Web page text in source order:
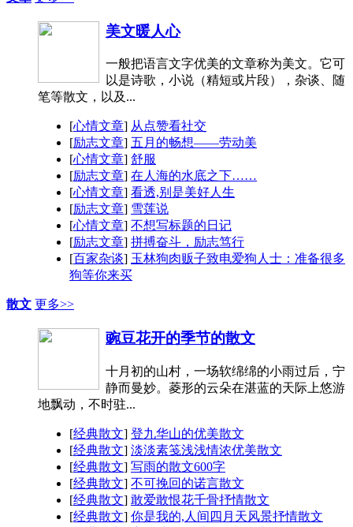
美文暖人心
一般把语言文字优美的文章称为美文。它可
以是诗歌，小说（精短或片段），杂谈、随
笔等散文，以及...
[心情文章] 从点赞看社交
[励志文章] 五月的畅想——劳动美
[心情文章] 舒服
[励志文章] 在人海的水底之下……
[心情文章] 看透,别是美好人生
[励志文章] 雪莲说
[心情文章] 不想写标题的日记
[励志文章] 拼搏奋斗，励志笃行
[百家杂谈] 玉林狗肉贩子致电爱狗人士：准备很多
狗等你来买
散文 更多>>
豌豆花开的季节的散文
十月初的山村，一场软绵绵的小雨过后，宁
静而曼妙。菱形的云朵在湛蓝的天际上悠游
地飘动，不时驻...
[经典散文] 登九华山的优美散文
[经典散文] 淡淡素笺浅浅情浓优美散文
[经典散文] 写雨的散文600字
[经典散文] 不可挽回的诺言散文
[经典散文] 敢爱敢恨花千骨抒情散文
[经典散文] 你是我的,人间四月天风景抒情散文